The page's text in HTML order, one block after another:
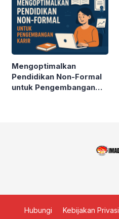
Mengoptimalkan
Pendidikan Non-Formal
untuk Pengembangan
Hubungi Kebijakan Privasi